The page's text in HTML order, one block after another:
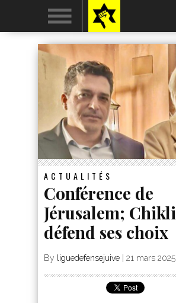
ACTUALITÉS
Conférence de
Jérusalem; Chikli
défend ses choix
By liguedefensejuive 21 mars 2025